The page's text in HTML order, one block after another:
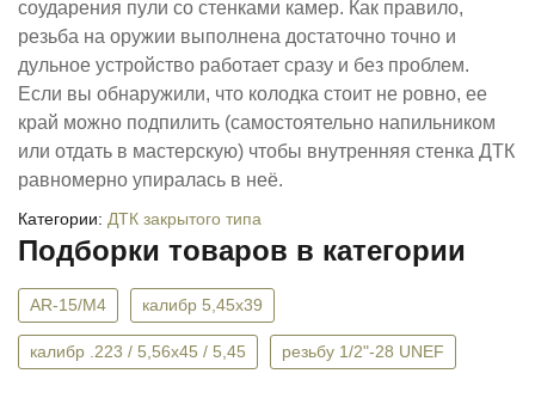
соударения пули со стенками камер. Как правило,
резьба на оружии выполнена достаточно точно и
дульное устройство работает сразу и без проблем.
Если вы обнаружили, что колодка стоит не ровно, ее
край можно подпилить (самостоятельно напильником
или отдать в мастерскую) чтобы внутренняя стенка ДТК
равномерно упиралась в неё.
Категории: ДТК закрытого типа
Подборки товаров в категории
AR-15/М4 калибр 5,45х39
калибр .223 / 5,56x45 / 5,45 резьбу 1/2"-28 UNEF